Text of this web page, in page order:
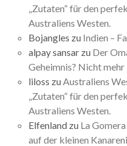
„Zutaten“ für den
Australiens Westen.
Bojangles zu Indien –
alpay sansar zu Der
Geheimnis? Nicht mehr
liloss zuAustraliens
„Zutaten“ für den
Australiens Westen.
Elfenland zu La
auf der kleinen